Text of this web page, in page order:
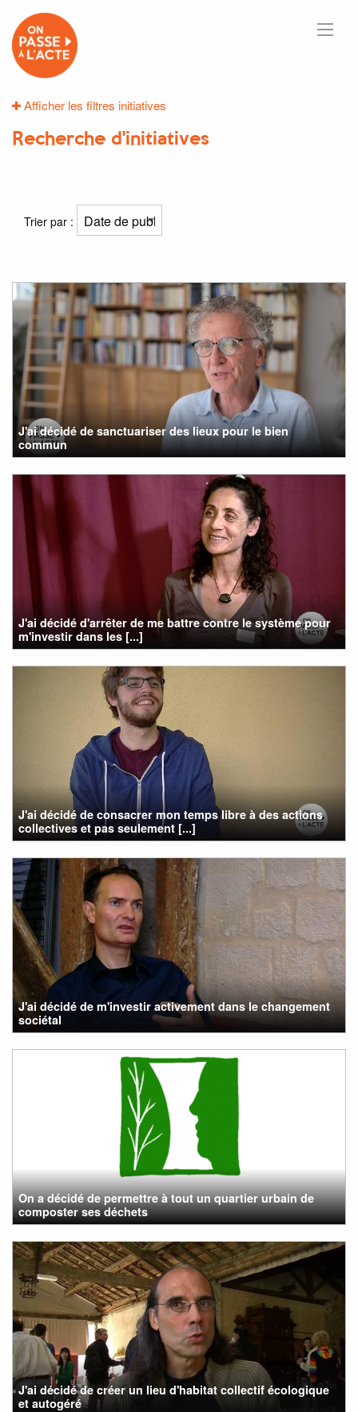
Afficher les filtres initiatives
Recherche d'initiatives
Trier par :
J'ai décidé de sanctuariser des lieux pour le bien
commun
J'ai décidé d'arrêter de me battre contre le système pour
m'investir dans les [...]
J'ai décidé de consacrer mon temps libre à des actions
collectives et pas seulement [...]
J'ai décidé de m'investir activement dans le changement
sociétal
On a décidé de permettre à tout un quartier urbain de
composter ses déchets
J'ai décidé de créer un lieu d'habitat collectif écologique
et autogéré